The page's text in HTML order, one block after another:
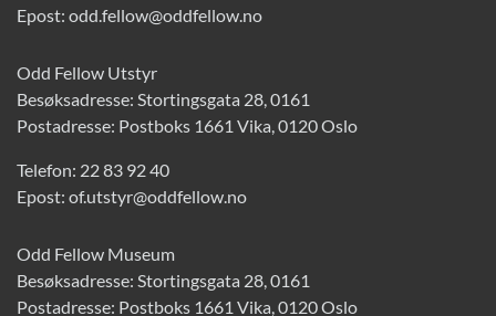
Epost: odd.fellow@oddfellow.no
Odd Fellow Utstyr
Besøksadresse: Stortingsgata 28, 0161
Postadresse: Postboks 1661 Vika, 0120 Oslo
Telefon: 22 83 92 40
Epost: of.utstyr@oddfellow.no
Odd Fellow Museum
Besøksadresse: Stortingsgata 28, 0161
Postadresse: Postboks 1661 Vika, 0120 Oslo